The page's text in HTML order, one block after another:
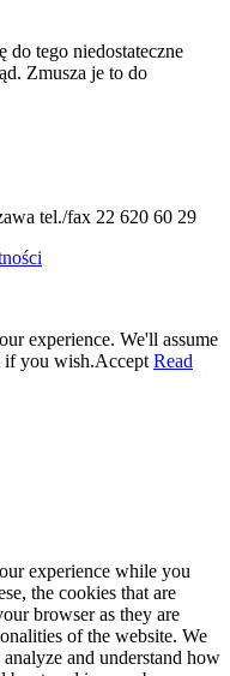
do tego niedostateczne
Zmusza je to do
tel./fax 22 620 60 29
experience. We'll assume
if you wish.Accept Read
experience while you
the cookies that are
browser as they are
of the website. We
and understand how